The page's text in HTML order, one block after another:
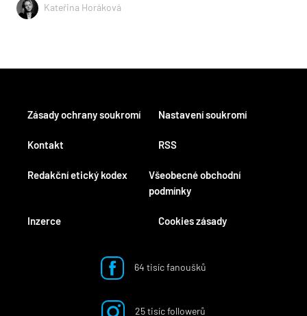
Kateřina Horáková
Kontakt
Redakční etický kodex
Inzerce
RSS
Všeobecné obchodní
podmínky
Cookies zásady
Zásady ochrany soukromí Nastavení soukromí
64 tisíc fanoušků
25 tisíc followerů